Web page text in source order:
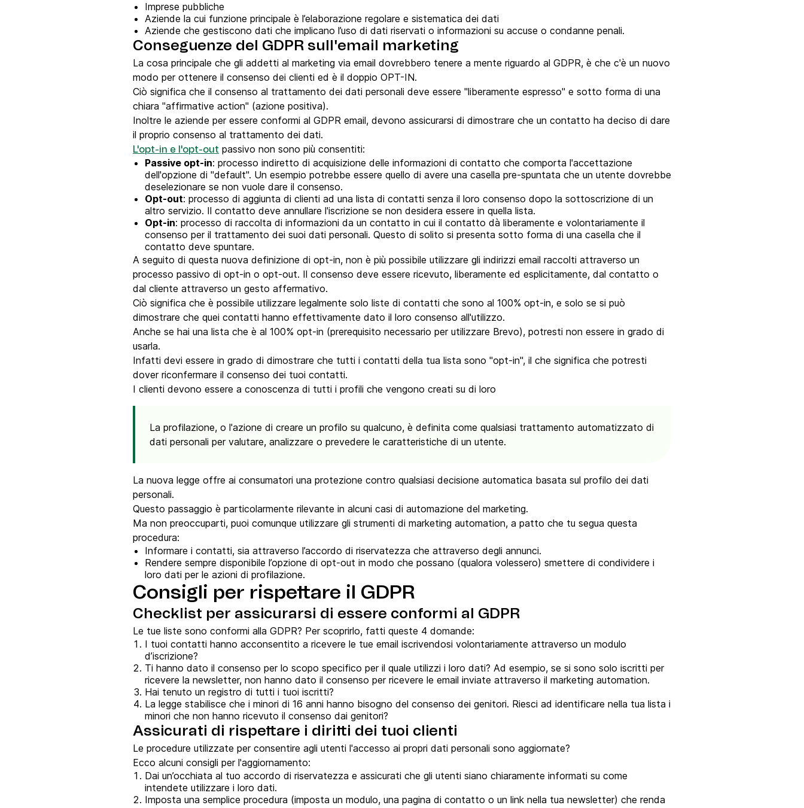
Imprese pubbliche
Aziende la cui funzione principale è l’elaborazione regolare e sistematica dei dati
Aziende che gestiscono dati che implicano l’uso di dati riservati o informazioni su accuse o condanne penali.
Conseguenze del GDPR sull'email marketing
La cosa principale che gli addetti al marketing via email dovrebbero tenere a mente riguardo al GDPR, è che c'è un nuovo
modo per ottenere il consenso dei clienti ed è il doppio OPT-IN.
Ciò significa che il consenso al trattamento dei dati personali deve essere "liberamente espresso" e sotto forma di una
chiara "affirmative action" (azione positiva).
Inoltre le aziende per essere conformi al GDPR email, devono assicurarsi di dimostrare che un contatto ha deciso di dare
il proprio consenso al trattamento dei dati.
L'opt-in e l'opt-out passivo non sono più consentiti:
Passive opt-in: processo indiretto di acquisizione delle informazioni di contatto che comporta l'accettazione
dell'opzione di "default". Un esempio potrebbe essere quello di avere una casella pre-spuntata che un utente dovrebbe
deselezionare se non vuole dare il consenso.
Opt-out: processo di aggiunta di clienti ad una lista di contatti senza il loro consenso dopo la sottoscrizione di un
altro servizio. Il contatto deve annullare l'iscrizione se non desidera essere in quella lista.
Opt-in: processo di raccolta di informazioni da un contatto in cui il contatto dà liberamente e volontariamente il
consenso per il trattamento dei suoi dati personali. Questo di solito si presenta sotto forma di una casella che il
contatto deve spuntare.
A seguito di questa nuova definizione di opt-in, non è più possibile utilizzare gli indirizzi email raccolti attraverso un
processo passivo di opt-in o opt-out. Il consenso deve essere ricevuto, liberamente ed esplicitamente, dal contatto o
dal cliente attraverso un gesto affermativo.
Ciò significa che è possibile utilizzare legalmente solo liste di contatti che sono al 100% opt-in, e solo se si può
dimostrare che quei contatti hanno effettivamente dato il loro consenso all'utilizzo.
Anche se hai una lista che è al 100% opt-in (prerequisito necessario per utilizzare Brevo), potresti non essere in grado di
usarla.
Infatti devi essere in grado di dimostrare che tutti i contatti della tua lista sono "opt-in", il che significa che potresti
dover riconfermare il consenso dei tuoi contatti.
I clienti devono essere a conoscenza di tutti i profili che vengono creati su di loro
La profilazione, o l'azione di creare un profilo su qualcuno, è definita come qualsiasi trattamento automatizzato di
dati personali per valutare, analizzare o prevedere le caratteristiche di un utente.
La nuova legge offre ai consumatori una protezione contro qualsiasi decisione automatica basata sul profilo dei dati
personali.
Questo passaggio è particolarmente rilevante in alcuni casi di automazione del marketing.
Ma non preoccuparti, puoi comunque utilizzare gli strumenti di marketing automation, a patto che tu segua questa
procedura:
Informare i contatti, sia attraverso l’accordo di riservatezza che attraverso degli annunci.
Rendere sempre disponibile l’opzione di opt-out in modo che possano (qualora volessero) smettere di condividere i
loro dati per le azioni di profilazione.
Consigli per rispettare il GDPR
Checklist per assicurarsi di essere conformi al GDPR
Le tue liste sono conformi alla GDPR? Per scoprirlo, fatti queste 4 domande:
I tuoi contatti hanno acconsentito a ricevere le tue email iscrivendosi volontariamente attraverso un modulo
d’iscrizione?
Ti hanno dato il consenso per lo scopo specifico per il quale utilizzi i loro dati? Ad esempio, se si sono solo iscritti per
ricevere la newsletter, non hanno dato il consenso per ricevere le email inviate attraverso il marketing automation.
Hai tenuto un registro di tutti i tuoi iscritti?
La legge stabilisce che i minori di 16 anni hanno bisogno del consenso dei genitori. Riesci ad identificare nella tua lista i
minori che non hanno ricevuto il consenso dai genitori?
Assicurati di rispettare i diritti dei tuoi clienti
Le procedure utilizzate per consentire agli utenti l'accesso ai propri dati personali sono aggiornate?
Ecco alcuni consigli per l'aggiornamento:
Dai un’occhiata al tuo accordo di riservatezza e assicurati che gli utenti siano chiaramente informati su come
intendete utilizzare i loro dati.
Imposta una semplice procedura (imposta un modulo, una pagina di contatto o un link nella tua newsletter) che renda